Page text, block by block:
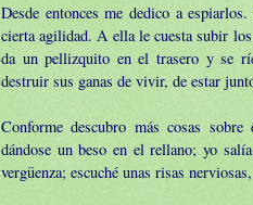
Desde entonces me dedico a
cierta agilidad. A ella le cuesta subir
da un pellizquito en el trasero y se
destruir sus ganas de vivir, de estar
Conforme descubro más cosas
dándose un beso en el rellano; yo
vergüenza; escuché unas risas